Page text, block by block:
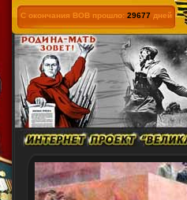
С окончания ВОВ прошло: 29677 дней